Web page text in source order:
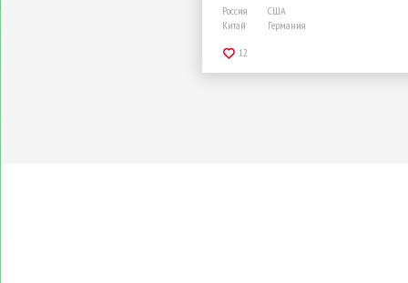
Россия
Китай
США
Германия
12